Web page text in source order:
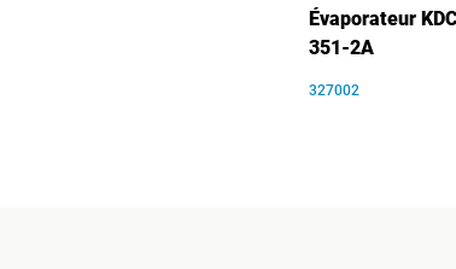
Évaporateur
351-2A
327002